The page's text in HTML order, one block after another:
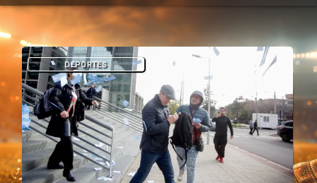
DEPORTES